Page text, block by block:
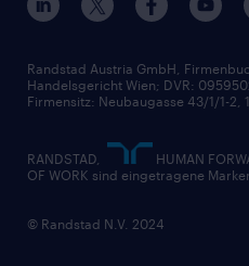
Widerrufsformular
Randstad Austria GmbH,
Handelsgericht Wien; DVR:
Firmensitz: Neubaugasse 43/1/1-2,
RANDSTAD,
HUMAN
OF WORK sind eingetragene
© Randstad N.V. 2024